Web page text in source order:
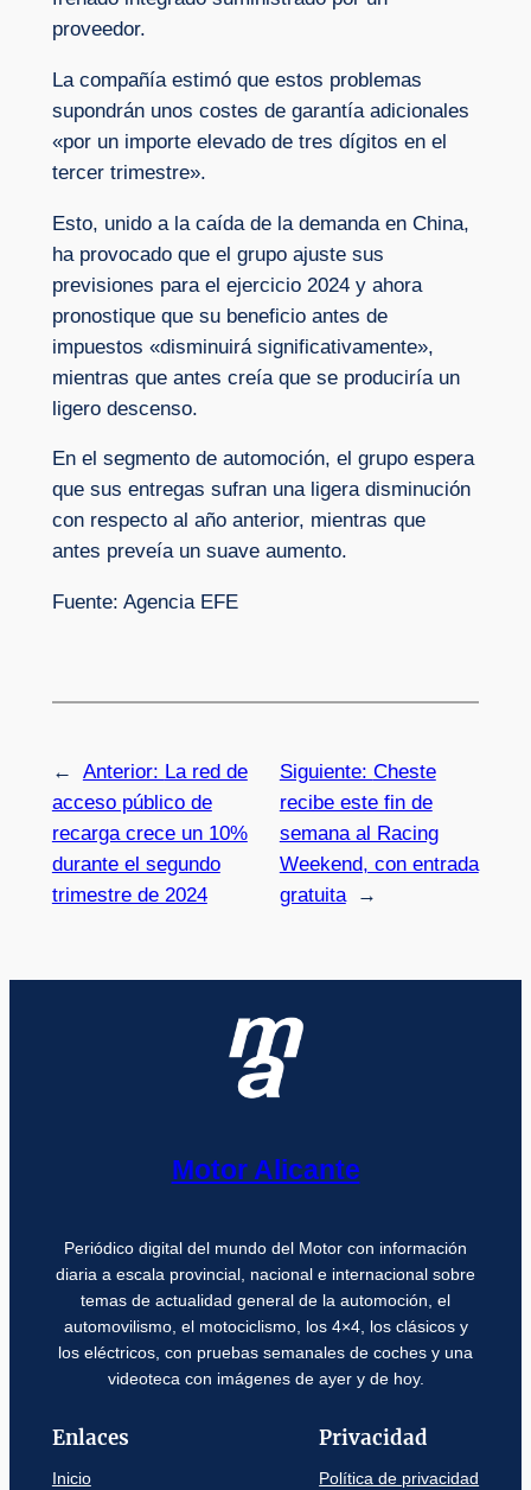
proveedor.
La compañía estimó que estos problemas
supondrán unos costes de garantía adicionales
«por un importe elevado de tres dígitos en el
tercer trimestre».
Esto, unido a la caída de la demanda en China,
ha provocado que el grupo ajuste sus
previsiones para el ejercicio 2024 y ahora
pronostique que su beneficio antes de
impuestos «disminuirá significativamente»,
mientras que antes creía que se produciría un
ligero descenso.
En el segmento de automoción, el grupo espera
que sus entregas sufran una ligera disminución
con respecto al año anterior, mientras que
antes preveía un suave aumento.
Fuente: Agencia EFE
← Anterior: La red de
acceso público de
recarga crece un 10%
durante el segundo
trimestre de 2024
Siguiente: Cheste
recibe este fin de
semana al Racing
Weekend, con entrada
gratuita
→
Motor Alicante
Periódico digital del mundo del Motor con información
diaria a escala provincial, nacional e internacional sobre
temas de actualidad general de la automoción, el
automovilismo, el motociclismo, los 4×4, los clásicos y
los eléctricos, con pruebas semanales de coches y una
videoteca con imágenes de ayer y de hoy.
Enlaces
Inicio
Privacidad
Política de privacidad